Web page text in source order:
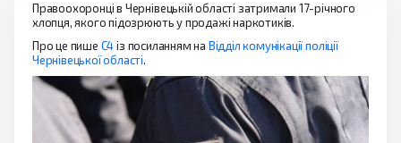
Правоохоронці в Чернівецькій області затримали 17-річного
хлопця, якого підозрюють у продажі наркотиків.
Про це пише С4із посиланням на Відділ комунікації поліції
Чернівецької області.